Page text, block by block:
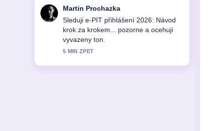
Eva Kucerova
Uzitecny kontext k Grzegorz Damięcki
– věk, rodina a kariéra. Prosim
pokracujte v prubeznych aktualizacich.
7 MIN ZPET